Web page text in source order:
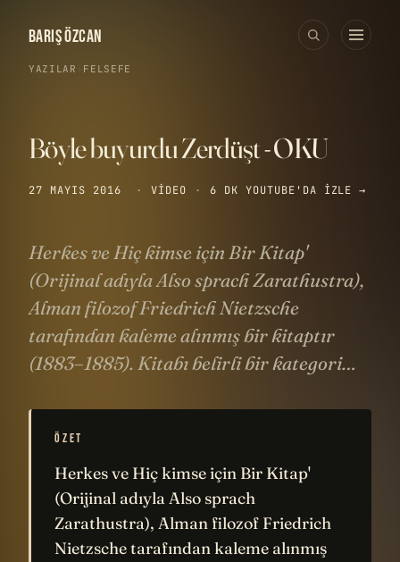
BARIŞ ÖZCAN
YAZILAR FELSEFE
Böyle buyurdu Zerdüşt - OKU
27 MAYIS 2016 · VIDEO · 6 DK YOUTUBE'DA IZLE →
Herkes ve Hiç kimse için Bir Kitap'
(Orijinal adıyla Also sprach Zarathustra),
Alman filozof Friedrich Nietzsche
tarafından kaleme alınmış bir kitaptır
(1883–1885). Kitabı belirli bir kategori…
ÖZET
Herkes ve Hiç kimse için Bir Kitap'
(Orijinal adıyla Also sprach
Zarathustra), Alman filozof Friedrich
Nietzsche tarafından kaleme alınmış